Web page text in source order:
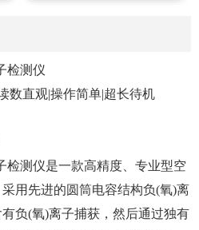
检测仪
数直观|操作简单|超长待机
检测仪是一款高精度、专业型空
用先进的圆筒电容结构负(氧)离
负(氧)离子捕获，然后通过独有